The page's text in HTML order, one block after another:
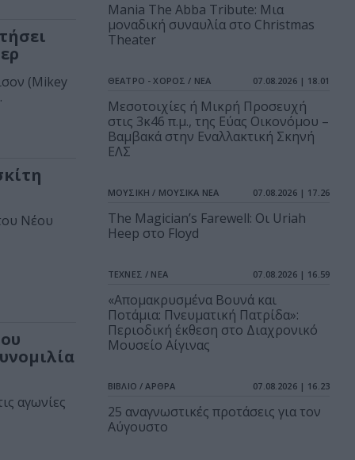
(Mikey
Νέου
αγωνίες
Mania The Abba Tribute: Μια
μοναδική συναυλία στο Christmas
Theater
ΘΕΑΤΡΟ - ΧΟΡΟΣ / ΝΕΑ 07.08.2026 | 18.01
Μεσοτοιχίες ή Μικρή Προσευχή
στις 3κ46 π.μ., της Εύας Οικονόμου –
Βαμβακά στην Εναλλακτική Σκηνή
ΕΛΣ
ΜΟΥΣΙΚΗ / ΜΟΥΣΙΚΑ ΝΕΑ 07.08.2026 | 17.26
The Magician’s Farewell: Οι Uriah
Heep στο Floyd
ΤΕΧΝΕΣ / ΝΕΑ 07.08.2026 | 16.59
«Απομακρυσμένα Βουνά και
Ποτάμια: Πνευματική Πατρίδα»:
Περιοδική έκθεση στο Διαχρονικό
Μουσείο Αίγινας
ΒΙΒΛΙΟ / ΑΡΘΡΑ 07.08.2026 | 16.23
25 αναγνωστικές προτάσεις για τον
Αύγουστο